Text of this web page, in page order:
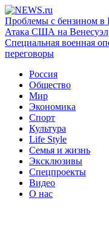
Проблемы с бензином в
Атака США на
Специальная военная
переговоры
Россия
Общество
Мир
Экономика
Спорт
Культура
Life Style
Семья и жизнь
Эксклюзивы
Спецпроекты
Видео
О нас